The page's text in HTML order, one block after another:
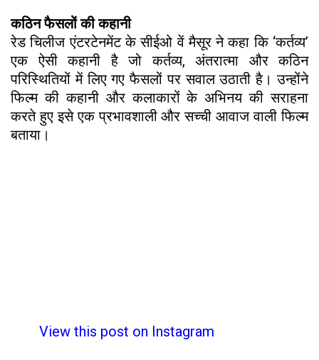
कठिन फैसलों की कहानी
रेड चिलीज एंटरटेनमेंट के सीईओ वें मैसूर ने कहा कि ‘कर्तव्य’
एक ऐसी कहानी है जो कर्तव्य, अंतरात्मा और कठिन
परिस्थितियों में लिए गए फैसलों पर सवाल उठाती है। उन्होंने
फिल्म की कहानी और कलाकारों के अभिनय की सराहना
करते हुए इसे एक प्रभावशाली और सच्ची आवाज वाली फिल्म
बताया।
View this post on Instagram